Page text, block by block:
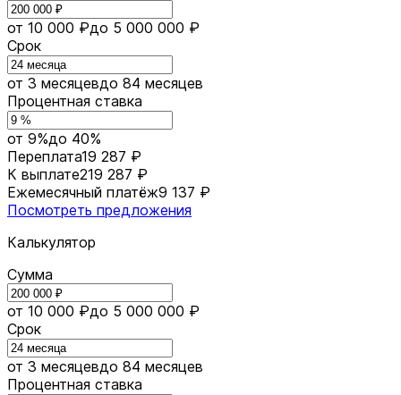
от 10 000 ₽до 5 000 000 ₽
Срок
от 3 месяцевдо 84 месяцев
Процентная ставка
от 9%до 40%
Переплата19 287 ₽
К выплате219 287 ₽
Ежемесячный платёж9 137 ₽
Посмотреть предложения
Калькулятор
Сумма
от 10 000 ₽до 5 000 000 ₽
Срок
от 3 месяцевдо 84 месяцев
Процентная ставка